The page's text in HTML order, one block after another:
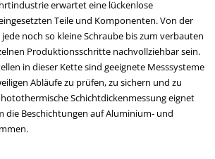
erwartet eine lückenlose
Teile und Komponenten. Von der
noch so kleine Schraube bis zum verbauten
Produktionsschritte nachvollziehbar sein.
in dieser Kette sind geeignete Messsysteme
Abläufe zu prüfen, zu sichern und zu
Schichtdickenmessung eignet
die Beschichtungen auf Aluminium- und